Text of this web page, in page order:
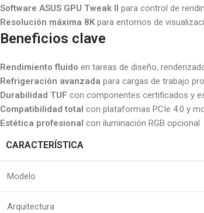
Software ASUS GPU Tweak II para control de
Resolución máxima 8Kpara entornos de
Beneficios clave
Rendimiento fluido en tareas de diseño,
Refrigeración avanzada para cargas de trabajo
Durabilidad TUF con componentes certificados y
Compatibilidad total con plataformas PCIe 4.0 y
Estética profesional con iluminación RGB opcional
CARACTERÍSTICA
Modelo
Arquitectura